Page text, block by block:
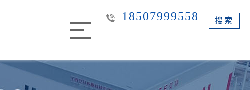
18507999558 搜索